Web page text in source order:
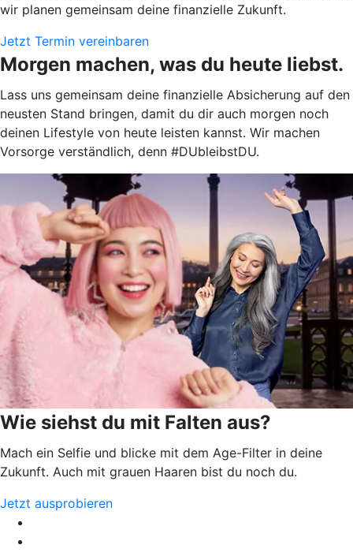
wir planen gemeinsam deine finanzielle Zukunft.
Jetzt Termin vereinbaren
Morgen machen, was du heute liebst.
Lass uns gemeinsam deine finanzielle Absicherung auf den
neusten Stand bringen, damit du dir auch morgen noch
deinen Lifestyle von heute leisten kannst. Wir machen
Vorsorge verständlich, denn #DUbleibstDU.
Wie siehst du mit Falten aus?
Mach ein Selfie und blicke mit dem Age-Filter in deine
Zukunft. Auch mit grauen Haaren bist du noch du.
Jetzt ausprobieren